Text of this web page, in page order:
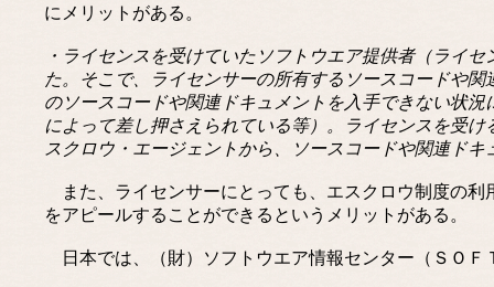
にメリットがある。
・ライセンスを受けていたソフトウエア提供者（ライ
た。そこで、ライセンサーの所有するソースコードや
のソースコードや関連ドキュメントを入手できない状
によって差し押さえられている等）。ライセンスを受
スクロウ・エージェントから、ソースコードや関連ド
また、ライセンサーにとっても、エスクロウ制度の利
をアピールすることができるというメリットがある。
日本では、（財）ソフトウエア情報センター（ＳＯＦ